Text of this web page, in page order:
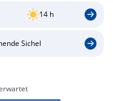
14 h
Sichel